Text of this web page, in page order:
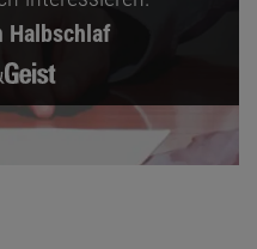
Halbschlaf